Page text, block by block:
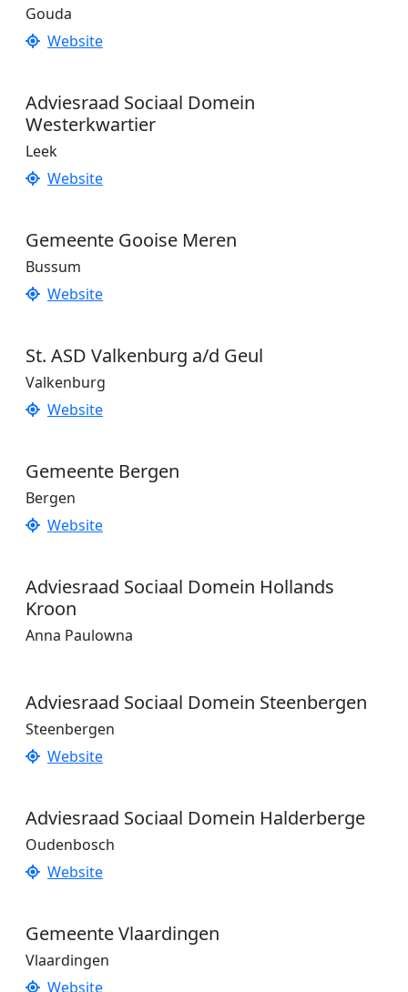
Gouda
Website
Adviesraad Sociaal Domein
Westerkwartier
Leek
Website
Gemeente Gooise Meren
Bussum
Website
St. ASD Valkenburg a/d Geul
Valkenburg
Website
Gemeente Bergen
Bergen
Website
Adviesraad Sociaal Domein Hollands
Kroon
Anna Paulowna
Adviesraad Sociaal Domein Steenbergen
Steenbergen
Website
Adviesraad Sociaal Domein Halderberge
Oudenbosch
Website
Gemeente Vlaardingen
Vlaardingen
Website